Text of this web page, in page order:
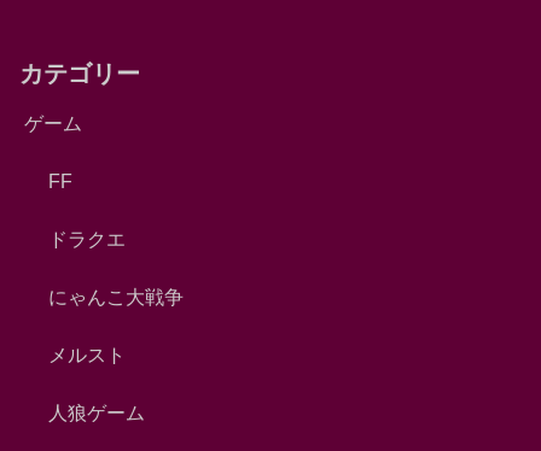
カテゴリー
ゲーム
FF
ドラクエ
にゃんこ大戦争
メルスト
人狼ゲーム